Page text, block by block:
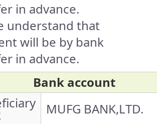
in advance.
understand that
will be by bank
in advance.
Bank account
MUFG BANK,LTD.